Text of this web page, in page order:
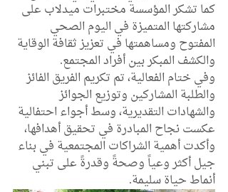
كما تشكر المؤسسة مختبرات ميدلاب على
مشاركتها المتميزة في اليوم الصحي
المفتوح ومساهمتها في تعزيز ثقافة الوقاية
والكشف المبكر بين أفراد المجتمع.
وفي ختام الفعالية، تم تكريم الفريق الفائز
والطلبة المشاركين وتوزيع الجوائز
والشهادات التقديرية، وسط أجواء احتفالية
عكست نجاح المبادرة في تحقيق أهدافها،
وأكدت أهمية الشراكات المجتمعية في بناء
جيل أكثر وعياً وصحةً وقدرةً على تبني
أنماط حياة سليمة.